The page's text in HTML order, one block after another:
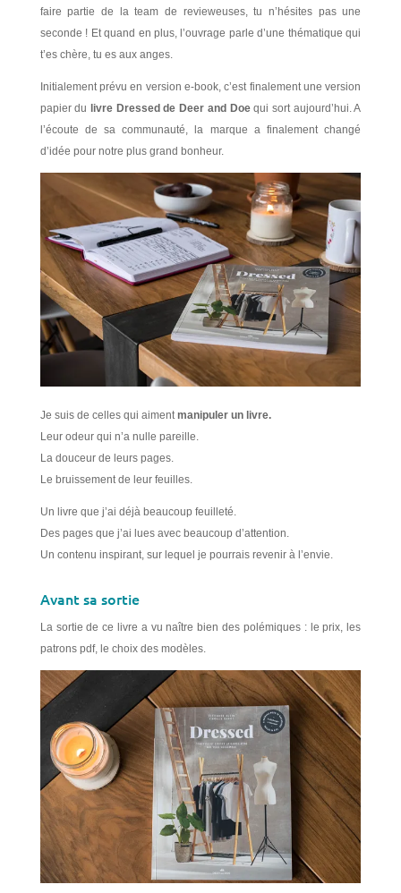
faire partie de la team de revieweuses, tu n’hésites pas une
seconde ! Et quand en plus, l’ouvrage parle d’une thématique qui
t’es chère, tu es aux anges.
Initialement prévu en version e-book, c’est finalement une version
papier du livre Dressed de Deer and Doequi sort aujourd’hui. A
l’écoute de sa communauté, la marque a finalement changé
d’idée pour notre plus grand bonheur.
Je suis de celles qui aiment manipuler un livre.
Leur odeur qui n’a nulle pareille.
La douceur de leurs pages.
Le bruissement de leur feuilles.
Un livre que j’ai déjà beaucoup feuilleté.
Des pages que j’ai lues avec beaucoup d’attention.
Un contenu inspirant, sur lequel je pourrais revenir à l’envie.
Avant sa sortie
La sortie de ce livre a vu naître bien des polémiques : le prix, les
patrons pdf, le choix des modèles.